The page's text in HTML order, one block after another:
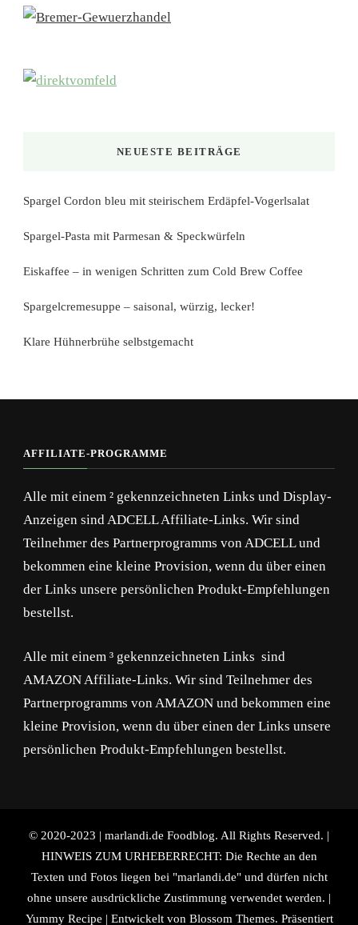
NEUESTE BEITRÄGE
Spargel Cordon bleu mit steirischem Erdäpfel-Vogerlsalat
Spargel-Pasta mit Parmesan & Speckwürfeln
Eiskaffee – in wenigen Schritten zum Cold Brew Coffee
Spargelcremesuppe – saisonal, würzig, lecker!
Klare Hühnerbrühe selbstgemacht
AFFILIATE-PROGRAMME
Alle mit einem ² gekennzeichneten Links und Display-
Anzeigen sind ADCELL Affiliate-Links. Wir sind
Teilnehmer des Partnerprogramms von ADCELL und
bekommen eine kleine Provision, wenn du über einen
der Links unsere persönlichen Produkt-Empfehlungen
bestellst.
Alle mit einem ³ gekennzeichneten Links sind
AMAZON Affiliate-Links. Wir sind Teilnehmer des
Partnerprogramms von AMAZON und bekommen eine
kleine Provision, wenn du über einen der Links unsere
persönlichen Produkt-Empfehlungen bestellst.
© 2020-2023 | marlandi.de Foodblog. All Rights Reserved. |
HINWEIS ZUM URHEBERRECHT: Die Rechte an den
Texten und Fotos liegen bei "marlandi.de" und dürfen nicht
ohne unsere ausdrückliche Zustimmung verwendet werden. |
Yummy Recipe | Entwickelt von Blossom Themes. Präsentiert